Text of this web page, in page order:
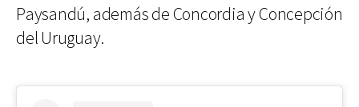
Paysandú, además de Concordia y Concepción
del Uruguay.